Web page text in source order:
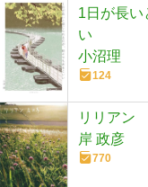
1日が長い
い
小沼理
124
リリアン
岸 政彦
770